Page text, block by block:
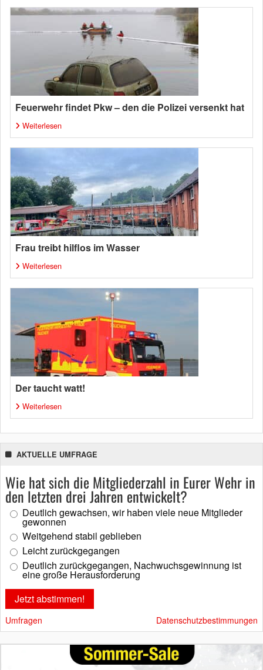
Feuerwehr findet Pkw – den die Polizei versenkt hat
Weiterlesen
Frau treibt hilflos im Wasser
Weiterlesen
Der taucht watt!
Weiterlesen
AKTUELLE UMFRAGE
Wie hat sich die Mitgliederzahl in Eurer Wehr in
den letzten drei Jahren entwickelt?
Deutlich gewachsen, wir haben viele neue Mitglieder
gewonnen
Weitgehend stabil geblieben
Leicht zurückgegangen
Deutlich zurückgegangen, Nachwuchsgewinnung ist
eine große Herausforderung
Umfragen Datenschutzbestimmungen